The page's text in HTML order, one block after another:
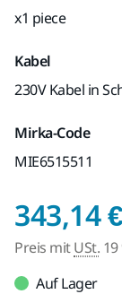
x1 piece
Kabel
230V Kabel in
Mirka-Code
MIE6515511
343,14
Preis mitUSt. 19
Auf Lager